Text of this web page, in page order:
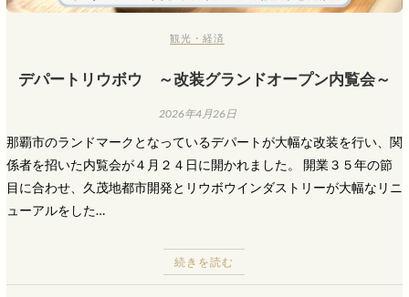
観光・経済
デパートリウボウ ～改装グランドオープン内覧会～
2026年4月26日
那覇市のランドマークとなっているデパートが大幅な改装を行い、関
係者を招いた内覧会が４月２４日に開かれました。 開業３５年の節
目に合わせ、久茂地都市開発とリウボウインダストリーが大幅なリニ
ューアルをした…
続きを読む